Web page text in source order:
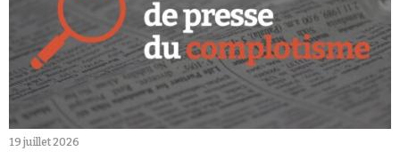
19 juillet 2026